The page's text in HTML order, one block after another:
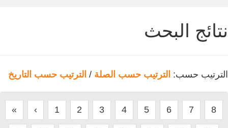
نتائج البحث
الترتيب حسب: الترتيب حسب الصلة / الترتيب حسب التاريخ
« ‹ 1 2 3 4 5 6 7 8